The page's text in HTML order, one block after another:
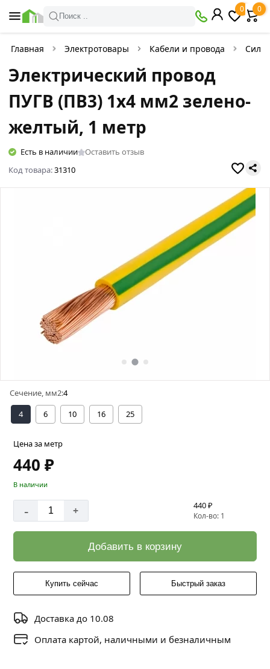
Поиск ..
0 0
Главная Электротовары Кабели и провода
Электрический провод
ПУГВ (ПВ3) 1x4 мм2 зелено-
желтый, 1 метр
Есть в наличии
Оставить отзыв
Код товара:31310
Сечение, мм2:4
4
6 10 16 25
Цена за метр
440 ₽
В наличии
- + 440 ₽
Кол-во: 1
Добавить в корзину
Купить сейчас Быстрый заказ
Доставка до 10.08
Оплата картой, наличными и безналичным